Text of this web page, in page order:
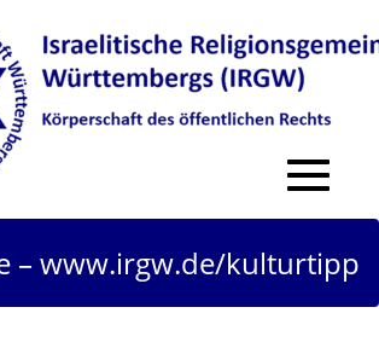
Toggle
– www.irgw.de/kulturtipp